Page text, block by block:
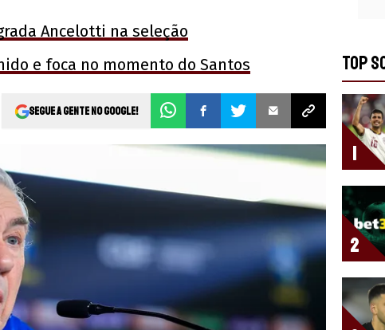
Ancelotti na seleção
e foca no momento do Santos
Segue a gente no Google!
TOP
1
2